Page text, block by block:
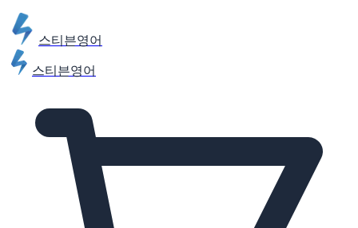
스티븐영어
스티븐영어